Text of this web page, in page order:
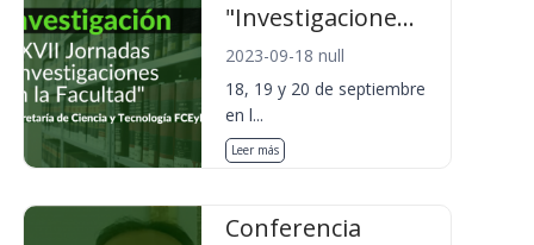
"Investigacione...
2023-09-18 null
18, 19 y 20 de septiembre
en l...
Leer más
Conferencia